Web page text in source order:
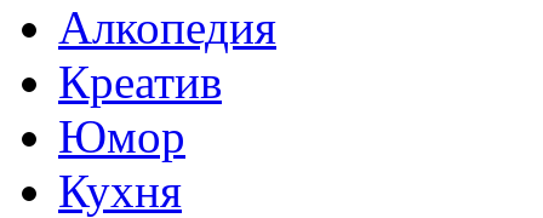
Алкопедия
Креатив
Юмор
Кухня